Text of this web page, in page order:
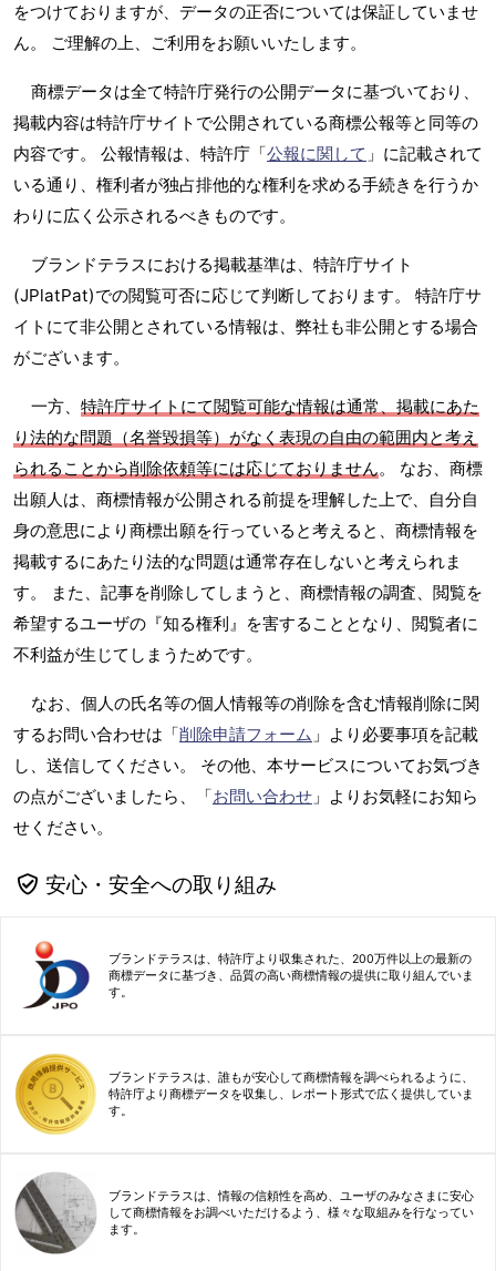
をつけておりますが、データの正否については保証していませ
ん。 ご理解の上、ご利用をお願いいたします。
商標データは全て特許庁発行の公開データに基づいており、
掲載内容は特許庁サイトで公開されている商標公報等と同等の
内容です。 公報情報は、特許庁「公報に関して 」に記載されて
いる通り、権利者が独占排他的な権利を求める手続きを行うか
わりに広く公示されるべきものです。
ブランドテラスにおける掲載基準は、特許庁サイト
(JPlatPat)での閲覧可否に応じて判断しております。 特許庁サ
イトにて非公開とされている情報は、弊社も非公開とする場合
がございます。
一方、 特許庁サイトにて閲覧可能な情報は通常、掲載にあた
り法的な問題（名誉毀損等）がなく表現の自由の範囲内と考え
られることから削除依頼等には応じておりません。 なお、商標
出願人は、商標情報が公開される前提を理解した上で、自分自
身の意思により商標出願を行っていると考えると、商標情報を
掲載するにあたり法的な問題は通常存在しないと考えられま
す。 また、記事を削除してしまうと、商標情報の調査、閲覧を
希望するユーザの『知る権利』を害することとなり、閲覧者に
不利益が生じてしまうためです。
なお、個人の氏名等の個人情報等の削除を含む情報削除に関
するお問い合わせは「削除申請フォーム 」より必要事項を記載
し、送信してください。 その他、本サービスについてお気づき
の点がございましたら、「お問い合わせ 」よりお気軽にお知ら
せください。
安心・安全への取り組み
ブランドテラスは、特許庁より収集された、200万件以上の最新の
商標データに基づき、品質の高い商標情報の提供に取り組んでいま
す。
ブランドテラスは、誰もが安心して商標情報を調べられるように、
特許庁より商標データを収集し、レポート形式で広く提供していま
す。
ブランドテラスは、情報の信頼性を高め、ユーザのみなさまに安心
して商標情報をお調べいただけるよう、様々な取組みを行なってい
ます。